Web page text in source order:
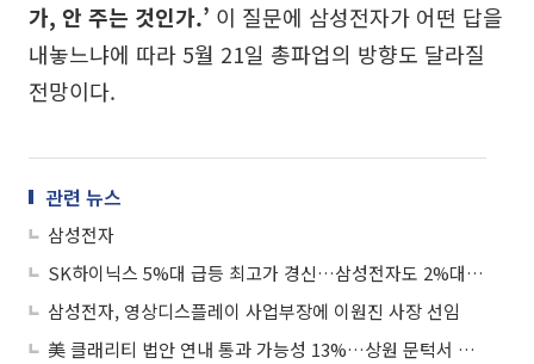
가, 안 주는 것인가.’ 이 질문에 삼성전자가 어떤 답을
내놓느냐에 따라 5월 21일 총파업의 방향도 달라질
전망이다.
관련 뉴스
삼성전자
SK하이닉스 5%대 급등 최고가 경신…삼성전자도 2%대 강세
삼성전자, 영상디스플레이 사업부장에 이원진 사장 선임
美 클래리티 법안 연내 통과 가능성 13%…상원 문턱서 제동